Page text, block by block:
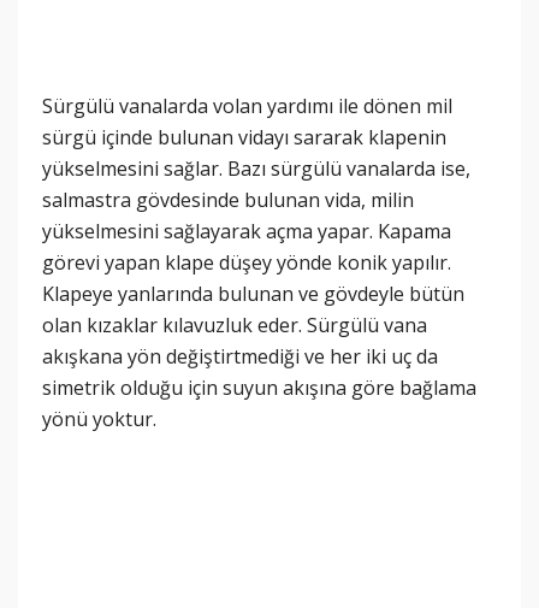
Sürgülü vanalarda volan yardımı ile dönen mil
sürgü içinde bulunan vidayı sararak klapenin
yükselmesini sağlar. Bazı sürgülü vanalarda ise,
salmastra gövdesinde bulunan vida, milin
yükselmesini sağlayarak açma yapar. Kapama
görevi yapan klape düşey yönde konik yapılır.
Klapeye yanlarında bulunan ve gövdeyle bütün
olan kızaklar kılavuzluk eder. Sürgülü vana
akışkana yön değiştirtmediği ve her iki uç da
simetrik olduğu için suyun akışına göre bağlama
yönü yoktur.